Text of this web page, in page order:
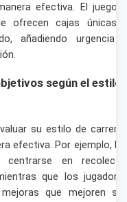
efectiva. El juego
ofrecen cajas únicas
añadiendo urgencia
según el estilo
su estilo de
efectiva. Por ejemplo,
centrarse en
que los
que mejoren